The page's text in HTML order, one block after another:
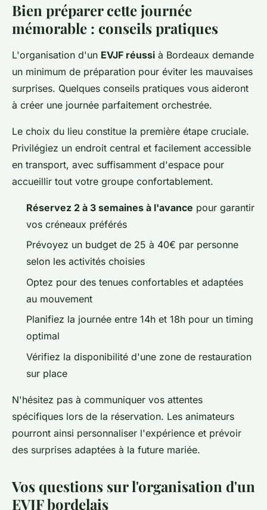
Bien préparer cette journée
mémorable : conseils pratiques
L'organisation d'un EVJF réussi à Bordeaux demande
un minimum de préparation pour éviter les mauvaises
surprises. Quelques conseils pratiques vous aideront
à créer une journée parfaitement orchestrée.
Le choix du lieu constitue la première étape cruciale.
Privilégiez un endroit central et facilement accessible
en transport, avec suffisamment d'espace pour
accueillir tout votre groupe confortablement.
Réservez 2 à 3 semaines à l'avance pour garantir
vos créneaux préférés
Prévoyez un budget de 25 à 40€ par personne
selon les activités choisies
Optez pour des tenues confortables et adaptées
au mouvement
Planifiez la journée entre 14h et 18h pour un timing
optimal
Vérifiez la disponibilité d'une zone de restauration
sur place
N'hésitez pas à communiquer vos attentes
spécifiques lors de la réservation. Les animateurs
pourront ainsi personnaliser l'expérience et prévoir
des surprises adaptées à la future mariée.
Vos questions sur l'organisation d'un
EVJF bordelais